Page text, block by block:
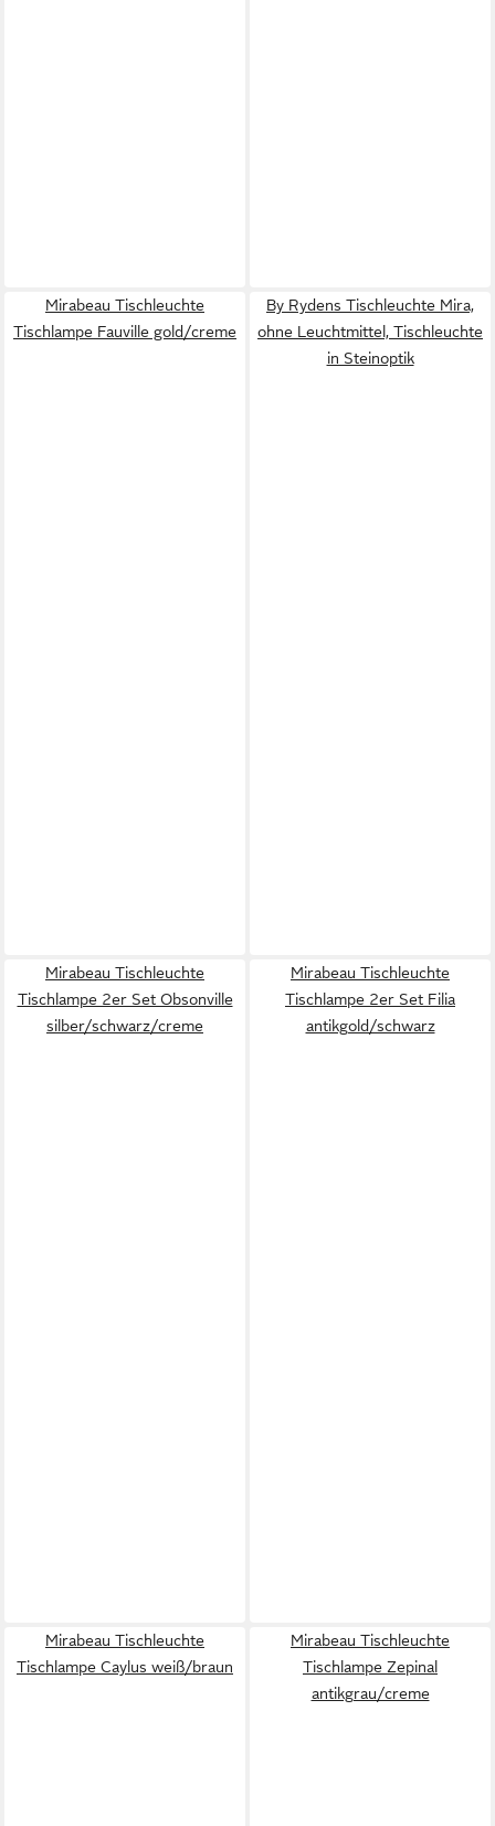
Mirabeau Tischleuchte
Tischlampe Fauville gold/creme
By Rydens Tischleuchte Mira,
ohne Leuchtmittel, Tischleuchte
in Steinoptik
Mirabeau Tischleuchte
Tischlampe 2er Set Obsonville
silber/schwarz/creme
Mirabeau Tischleuchte
Tischlampe 2er Set Filia
antikgold/schwarz
Mirabeau Tischleuchte
Tischlampe Caylus weiß/braun
Mirabeau Tischleuchte
Tischlampe Zepinal
antikgrau/creme